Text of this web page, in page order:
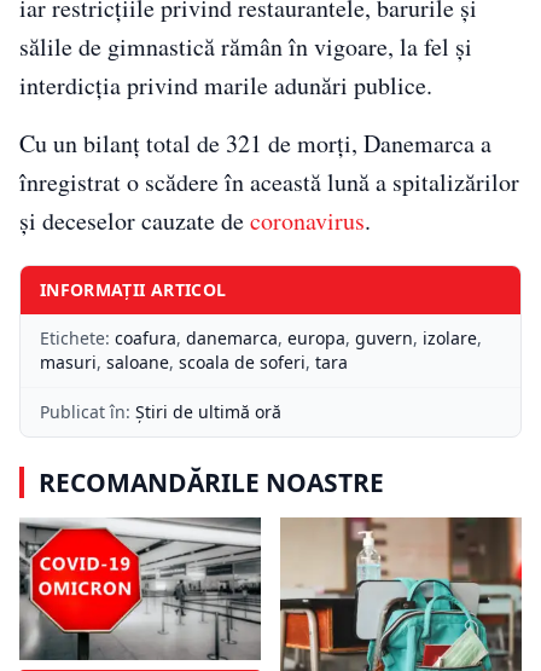
iar restricţiile privind restaurantele, barurile şi
sălile de gimnastică rămân în vigoare, la fel şi
interdicţia privind marile adunări publice.
Cu un bilanţ total de 321 de morţi, Danemarca a
înregistrat o scădere în această lună a spitalizărilor
şi deceselor cauzate decoronavirus.
INFORMAȚII ARTICOL
Etichete: coafura, danemarca, europa, guvern, izolare,
masuri, saloane, scoala de soferi, tara
Publicat în: Știri de ultimă oră
RECOMANDĂRILE NOASTRE